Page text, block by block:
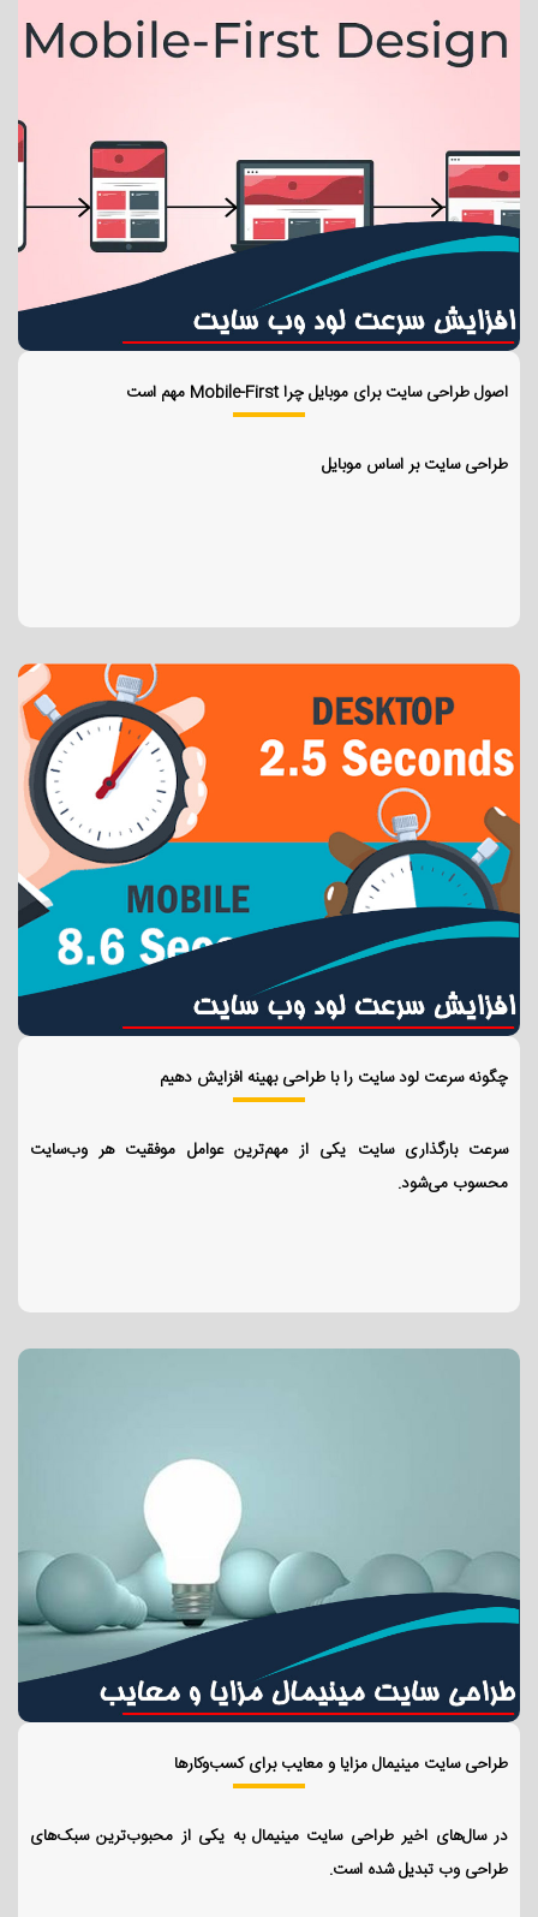
اصول طراحی سایت برای موبایل چرا Mobile-First مهم است
طراحی سایت بر اساس موبایل
چگونه سرعت لود سایت را با طراحی بهینه افزایش دهیم
سرعت بارگذاری سایت یکی از مهم‌ترین عوامل موفقیت هر وب‌سایت
محسوب می‌شود.
طراحی سایت مینیمال مزایا و معایب برای کسب‌وکارها
در سال‌های اخیر طراحی سایت مینیمال به یکی از محبوب‌ترین سبک‌های
طراحی وب تبدیل شده است.